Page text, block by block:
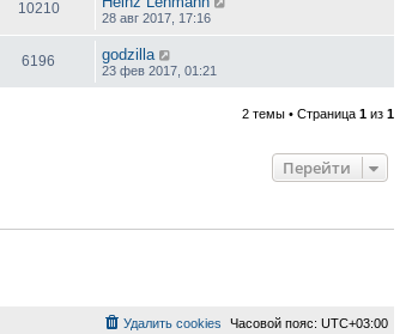
10210
28 авг 2017, 17:16
6196 godzilla
23 фев 2017, 01:21
2 темы • Страница 1 из 1
Перейти
Часовой пояс: UTC+03:00
Удалить cookies